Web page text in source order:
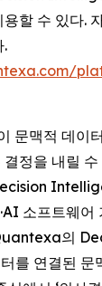
할 수 있다.
.
문맥적 데
정을 내릴
소프트웨
의
를 연결된 문